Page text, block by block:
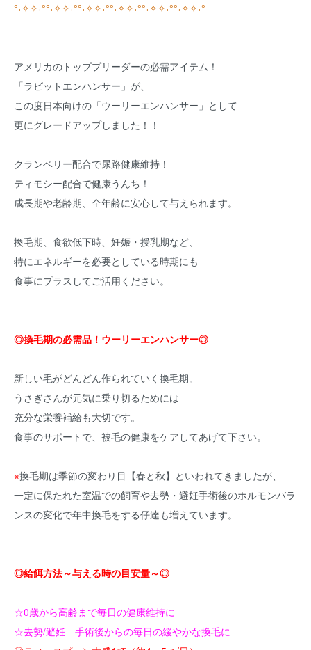
°˖✧✧˖°°˖✧✧˖°°˖✧✧˖°°˖✧✧˖°°˖✧✧˖°°˖✧✧˖°
アメリカのトッププリーダーの必需アイテム！
「ラビットエンハンサー」が、
この度日本向けの「ウーリーエンハンサー」として
更にグレードアップしました！！
クランベリー配合で尿路健康維持！
ティモシー配合で健康うんち！
成長期や老齢期、全年齢に安心して与えられます。
換毛期、食欲低下時、妊娠・授乳期など、
特にエネルギーを必要としている時期にも
食事にプラスしてご活用ください。
◎換毛期の必需品！ウーリーエンハンサー◎
新しい毛がどんどん作られていく換毛期。
うさぎさんが元気に乗り切るためには
充分な栄養補給も大切です。
食事のサポートで、被毛の健康をケアしてあげて下さい。
※換毛期は季節の変わり目【春と秋】といわれてきましたが、
一定に保たれた室温での飼育や去勢・避妊手術後のホルモンバラ
ンスの変化で年中換毛をする仔達も増えています。
◎給餌方法～与える時の目安量～◎
☆0歳から高齢まで毎日の健康維持に
☆去勢/避妊 手術後からの毎日の緩やかな換毛に